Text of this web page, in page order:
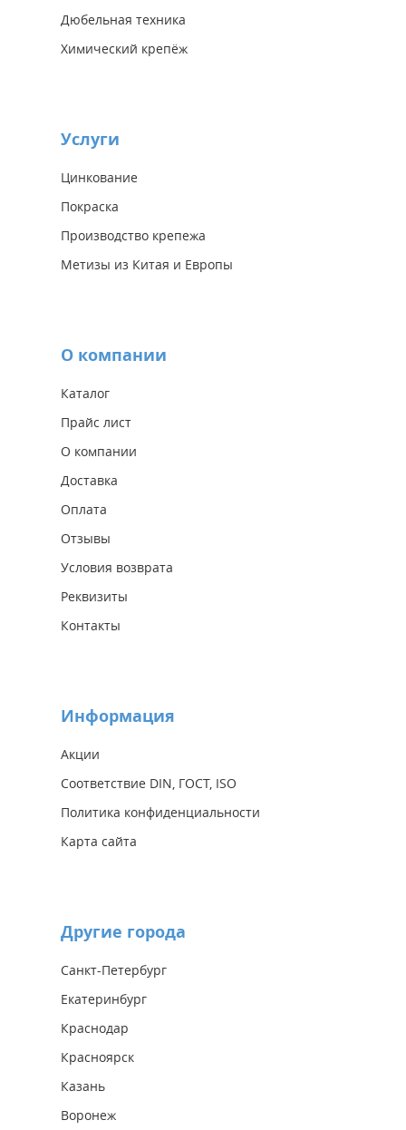
Дюбельная техника
Химический крепёж
Услуги
Цинкование
Покраска
Производство крепежа
Метизы из Китая и Европы
О компании
Каталог
Прайс лист
О компании
Доставка
Оплата
Отзывы
Условия возврата
Реквизиты
Контакты
Информация
Акции
Соответствие DIN, ГОСТ, ISO
Политика конфиденциальности
Карта сайта
Другие города
Санкт-Петербург
Екатеринбург
Краснодар
Красноярск
Казань
Воронеж